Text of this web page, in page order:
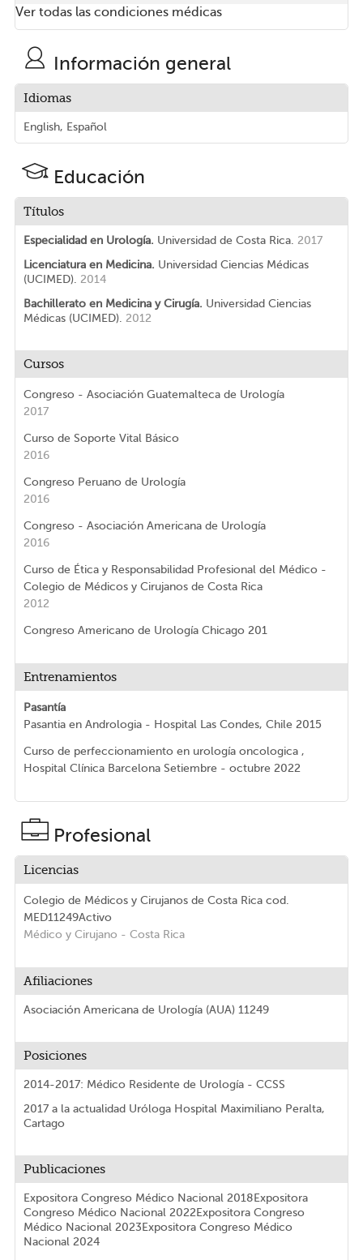
Ver todas las condiciones médicas
Información general
Idiomas
English, Español
Educación
Títulos
Especialidad en Urología. Universidad de Costa Rica. 2017
Licenciatura en Medicina. Universidad Ciencias Médicas
(UCIMED). 2014
Bachillerato en Medicina y Cirugía. Universidad Ciencias
Médicas (UCIMED). 2012
Cursos
Congreso - Asociación Guatemalteca de Urología
2017
Curso de Soporte Vital Básico
2016
Congreso Peruano de Urología
2016
Congreso - Asociación Americana de Urología
2016
Curso de Ética y Responsabilidad Profesional del Médico -
Colegio de Médicos y Cirujanos de Costa Rica
2012
Congreso Americano de Urología Chicago 201
Entrenamientos
Pasantía
Pasantia en Andrologia - Hospital Las Condes, Chile 2015
Curso de perfeccionamiento en urología oncologica ,
Hospital Clínica Barcelona Setiembre - octubre 2022
Profesional
Licencias
Colegio de Médicos y Cirujanos de Costa Rica cod.
MED11249Activo
Médico y Cirujano - Costa Rica
Afiliaciones
Asociación Americana de Urología (AUA) 11249
Posiciones
2014-2017: Médico Residente de Urología - CCSS
2017 a la actualidad Uróloga Hospital Maximiliano Peralta,
Cartago
Publicaciones
Expositora Congreso Médico Nacional 2018Expositora
Congreso Médico Nacional 2022Expositora Congreso
Médico Nacional 2023Expositora Congreso Médico
Nacional 2024